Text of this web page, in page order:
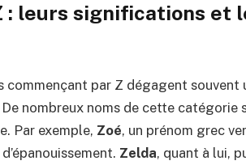
: leurs significations et
commençant par Z dégagent souvent
nombreux noms de cette catégorie
Par exemple, Zoé, un prénom grec
Zelda, quant à lui,